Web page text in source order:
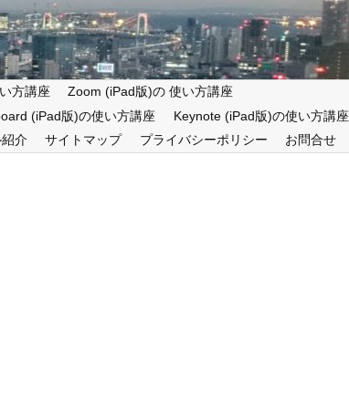
方講座
Zoom (iPad版)の 使い方講座
(iPad版)の使い方講座
Keynote (iPad版)の使い方講座
介 サイトマップ プライバシーポリシー お問合せ